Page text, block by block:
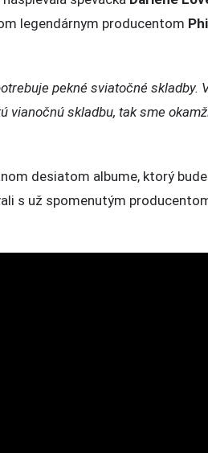
legendárnym producentom
pekné sviatočné skladby.
vianočnú skladbu, tak sme
desiatom albume, ktorý bude
s už spomenutým